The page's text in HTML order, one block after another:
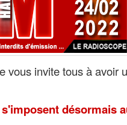
vous invite tous à avoir
désormais